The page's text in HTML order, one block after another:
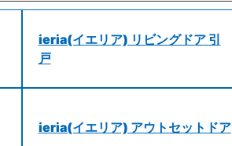
ieria(イエリア) リビングドア 引
戸
ieria(イエリア) アウトセットドア